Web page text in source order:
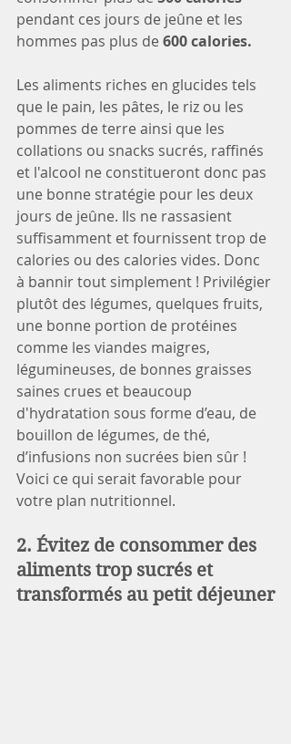
pendant ces jours de jeûne et les
hommes pas plus de 600 calories.
Les aliments riches en glucides tels
que le pain, les pâtes, le riz ou les
pommes de terre ainsi que les
collations ou snacks sucrés, raffinés
et l'alcool ne constitueront donc pas
une bonne stratégie pour les deux
jours de jeûne. Ils ne rassasient
suffisamment et fournissent trop de
calories ou des calories vides. Donc
à bannir tout simplement ! Privilégier
plutôt des légumes, quelques fruits,
une bonne portion de protéines
comme les viandes maigres,
légumineuses, de bonnes graisses
saines crues et beaucoup
d'hydratation sous forme d’eau, de
bouillon de légumes, de thé,
d’infusions non sucrées bien sûr !
Voici ce qui serait favorable pour
votre plan nutritionnel.
2. Évitez de consommer des
aliments trop sucrés et
transformés au petit déjeuner